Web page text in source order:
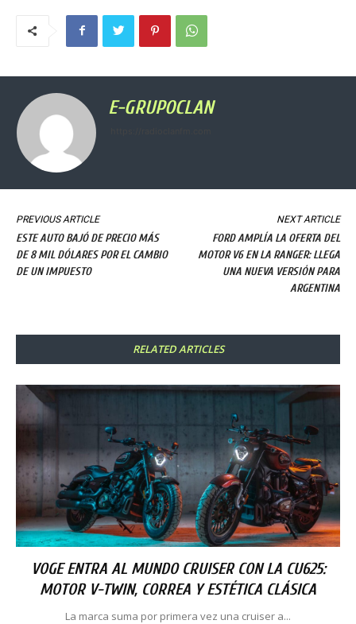
E-GRUPOCLAN
PREVIOUS ARTICLE
ESTE AUTO BAJÓ DE PRECIO MÁS
DE 8 MIL DÓLARES POR EL CAMBIO
DE UN IMPUESTO
NEXT ARTICLE
FORD AMPLÍA LA OFERTA DEL
MOTOR V6 EN LA RANGER: LLEGA
UNA NUEVA VERSIÓN PARA
ARGENTINA
RELATED ARTICLES
VOGE ENTRA AL MUNDO CRUISER CON LA CU625:
MOTOR V-TWIN, CORREA Y ESTÉTICA CLÁSICA
La marca suma por primera vez una cruiser a...